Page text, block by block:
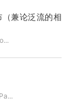
兼论泛流的相